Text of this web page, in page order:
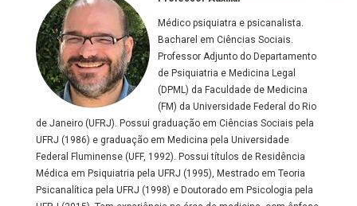
Médico psiquiatra e psicanalista.
Bacharel em Ciências Sociais.
Professor Adjunto do Departamento
de Psiquiatria e Medicina Legal
(DPML) da Faculdade de Medicina
(FM) da Universidade Federal do Rio
de Janeiro (UFRJ). Possui graduação em Ciências Sociais pela
UFRJ (1986) e graduação em Medicina pela Universidade
Federal Fluminense (UFF, 1992). Possui títulos de Residência
Médica em Psiquiatria pela UFRJ (1995), Mestrado em Teoria
Psicanalítica pela UFRJ (1998) e Doutorado em Psicologia pela